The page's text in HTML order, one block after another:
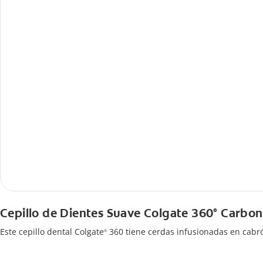
Cepillo de Dientes Suave Colgate 360° Carbon
Este cepillo dental Colgate® 360 tiene cerdas infusionadas en